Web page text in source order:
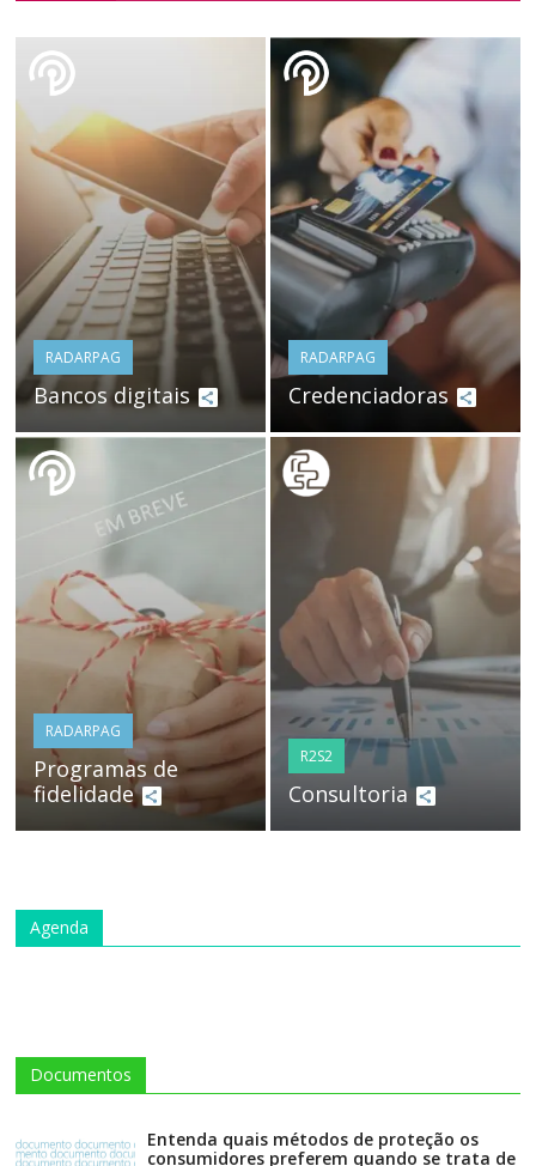
RADARPAG
Bancos digitais
RADARPAG
Credenciadoras
RADARPAG
Programas de
fidelidade
R2S2
Consultoria
Agenda
Documentos
Entenda quais métodos de proteção os
consumidores preferem quando se trata de